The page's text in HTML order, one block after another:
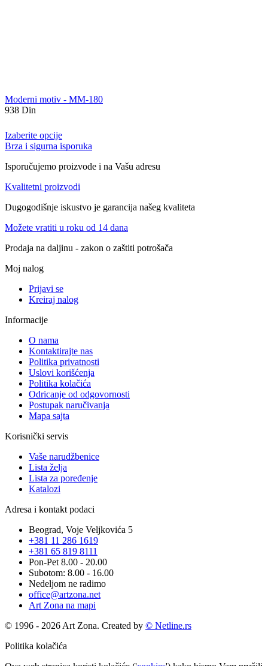
Moderni motiv - MM-180
938 Din
Izaberite opcije
Brza i sigurna isporuka
Isporučujemo proizvode i na Vašu adresu
Kvalitetni proizvodi
Dugogodišnje iskustvo je garancija našeg kvaliteta
Možete vratiti u roku od 14 dana
Prodaja na daljinu - zakon o zaštiti potrošača
Moj nalog
Prijavi se
Kreiraj nalog
Informacije
O nama
Kontaktirajte nas
Politika privatnosti
Uslovi korišćenja
Politika kolačića
Odricanje od odgovornosti
Postupak naručivanja
Mapa sajta
Korisnički servis
Vaše narudžbenice
Lista želja
Lista za poređenje
Katalozi
Adresa i kontakt podaci
Beograd, Voje Veljkovića 5
+381 11 286 1619
+381 65 819 8111
Pon-Pet 8.00 - 20.00
Subotom: 8.00 - 16.00
Nedeljom ne radimo
office@artzona.net
Art Zona na mapi
© 1996 - 2026 Art Zona. Created by © Netline.rs
Politika kolačića